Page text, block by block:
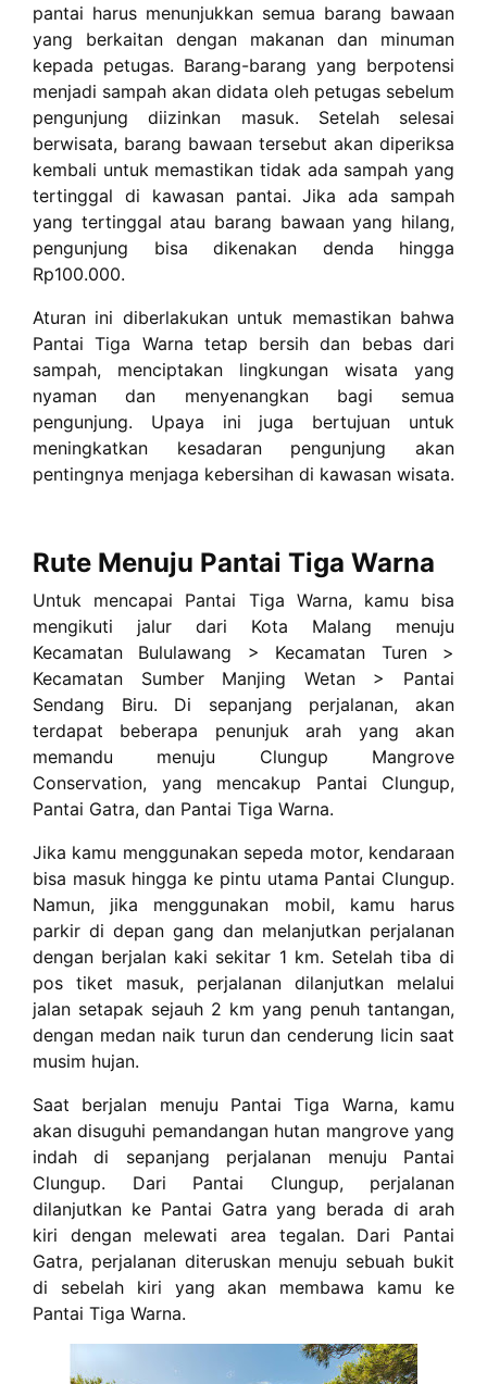
pantai harus menunjukkan semua barang bawaan
yang berkaitan dengan makanan dan minuman
kepada petugas. Barang-barang yang berpotensi
menjadi sampah akan didata oleh petugas sebelum
pengunjung diizinkan masuk. Setelah selesai
berwisata, barang bawaan tersebut akan diperiksa
kembali untuk memastikan tidak ada sampah yang
tertinggal di kawasan pantai. Jika ada sampah
yang tertinggal atau barang bawaan yang hilang,
pengunjung bisa dikenakan denda hingga
Rp100.000.
Aturan ini diberlakukan untuk memastikan bahwa
Pantai Tiga Warna tetap bersih dan bebas dari
sampah, menciptakan lingkungan wisata yang
nyaman dan menyenangkan bagi semua
pengunjung. Upaya ini juga bertujuan untuk
meningkatkan kesadaran pengunjung akan
pentingnya menjaga kebersihan di kawasan wisata.
Rute Menuju Pantai Tiga Warna
Untuk mencapai Pantai Tiga Warna, kamu bisa
mengikuti jalur dari Kota Malang menuju
Kecamatan Bululawang > Kecamatan Turen >
Kecamatan Sumber Manjing Wetan > Pantai
Sendang Biru. Di sepanjang perjalanan, akan
terdapat beberapa penunjuk arah yang akan
memandu menuju Clungup Mangrove
Conservation, yang mencakup Pantai Clungup,
Pantai Gatra, dan Pantai Tiga Warna.
Jika kamu menggunakan sepeda motor, kendaraan
bisa masuk hingga ke pintu utama Pantai Clungup.
Namun, jika menggunakan mobil, kamu harus
parkir di depan gang dan melanjutkan perjalanan
dengan berjalan kaki sekitar 1 km. Setelah tiba di
pos tiket masuk, perjalanan dilanjutkan melalui
jalan setapak sejauh 2 km yang penuh tantangan,
dengan medan naik turun dan cenderung licin saat
musim hujan.
Saat berjalan menuju Pantai Tiga Warna, kamu
akan disuguhi pemandangan hutan mangrove yang
indah di sepanjang perjalanan menuju Pantai
Clungup. Dari Pantai Clungup, perjalanan
dilanjutkan ke Pantai Gatra yang berada di arah
kiri dengan melewati area tegalan. Dari Pantai
Gatra, perjalanan diteruskan menuju sebuah bukit
di sebelah kiri yang akan membawa kamu ke
Pantai Tiga Warna.